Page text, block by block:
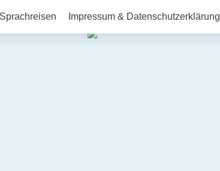
Sprachreisen Impressum & Datenschutzerklärung